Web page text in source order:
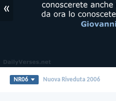
«
NR06 Nuova Riveduta 2006